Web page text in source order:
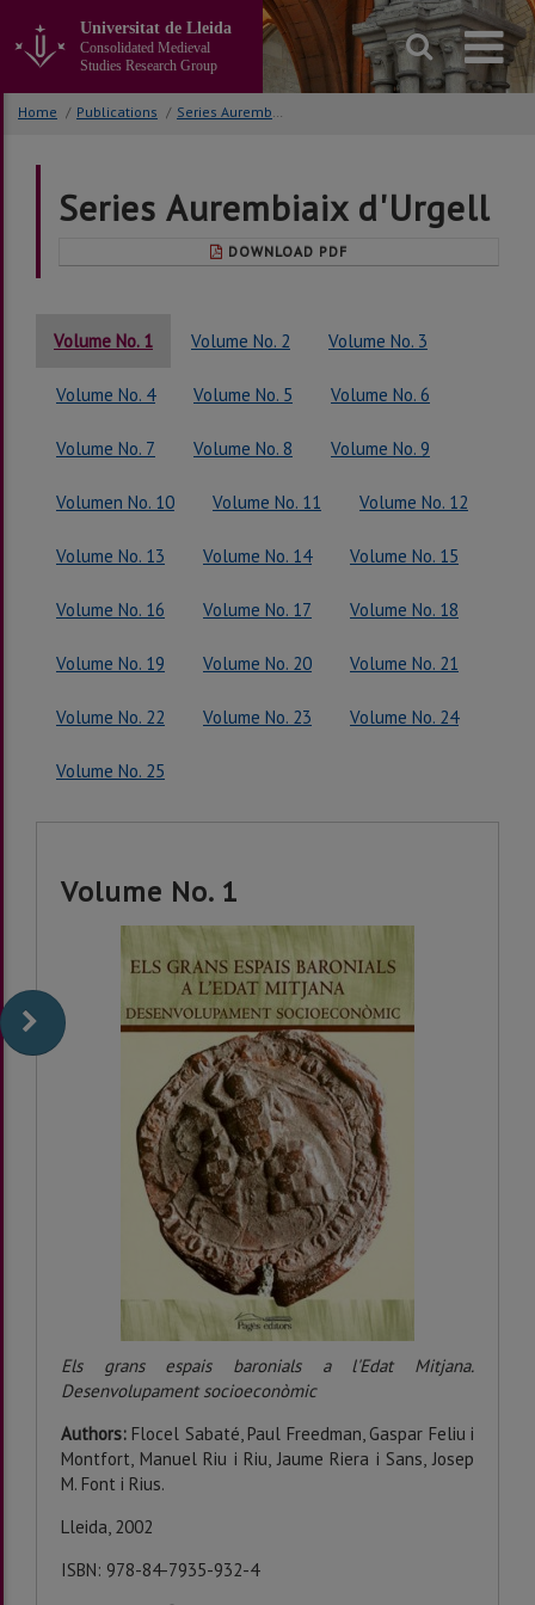
content
Universitat de Lleida
Consolidated Medieval
Studies Research Group
Home / Publications / Series Aurembiaix d'Urgell
Series Aurembiaix d'Urgell
DOWNLOAD PDF
Volume No. 1 Volume No. 2 Volume No. 3
Volume No. 4 Volume No. 5 Volume No. 6
Volume No. 7 Volume No. 8 Volume No. 9
Volumen No. 10 Volume No. 11 Volume No. 12
Volume No. 13 Volume No. 14 Volume No. 15
Volume No. 16 Volume No. 17 Volume No. 18
Volume No. 19 Volume No. 20 Volume No. 21
Volume No. 22 Volume No. 23 Volume No. 24
Volume No. 25
Volume No. 1
Els grans espais baronials a l'Edat Mitjana.
Desenvolupament socioeconòmic
Authors: Flocel Sabaté, Paul Freedman, Gaspar Feliu i
Montfort, Manuel Riu i Riu, Jaume Riera i Sans, Josep
M. Font i Rius.
Lleida, 2002
ISBN: 978-84-7935-932-4